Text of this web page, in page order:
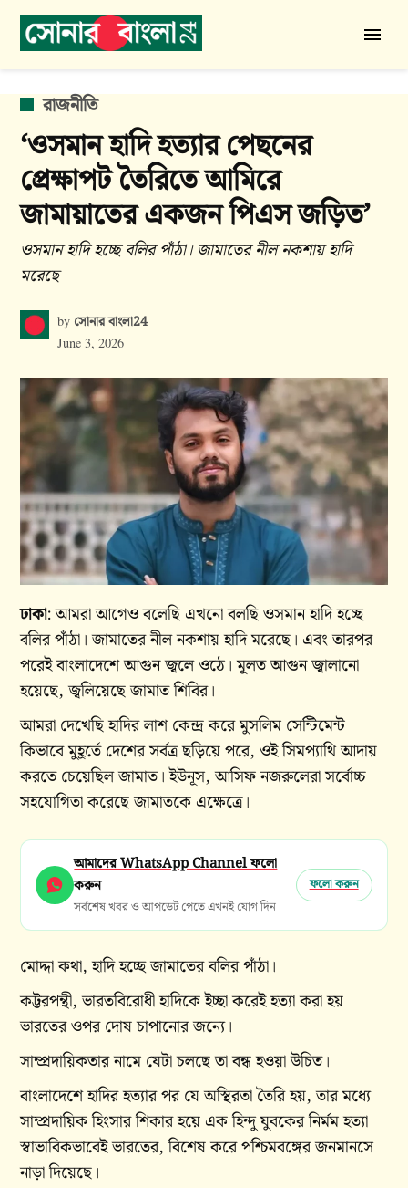
Skip
বাংলা
24
POSTED
রাজনীতি
‘ওসমান হাদি হত্যার পেছনের
প্রেক্ষাপট তৈরিতে আমিরে
জামায়াতের একজন পিএস জড়িত’
ওসমান হাদি হচ্ছে বলির পাঁঠা। জামাতের নীল নকশায় হাদি
মরেছে
by সোনার বাংলা24
June 3, 2026
ঢাকা: আমরা আগেও বলেছি এখনো বলছি ওসমান হাদি হচ্ছে
বলির পাঁঠা। জামাতের নীল নকশায় হাদি মরেছে। এবং তারপর
পরেই বাংলাদেশে আগুন জ্বলে ওঠে। মূলত আগুন জ্বালানো
হয়েছে, জ্বলিয়েছে জামাত শিবির।
আমরা দেখেছি হাদির লাশ কেন্দ্র করে মুসলিম সেন্টিমেন্ট
কিভাবে মুহূর্তে দেশের সর্বত্র ছড়িয়ে পরে, ওই সিমপ্যাথি আদায়
করতে চেয়েছিল জামাত। ইউনূস, আসিফ নজরুলেরা সর্বোচ্চ
সহযোগিতা করেছে জামাতকে এক্ষেত্রে।
আমাদের WhatsApp Channel ফলো
করুন
সর্বশেষ খবর ও আপডেট পেতে এখনই যোগ দিন
ফলো করুন
মোদ্দা কথা, হাদি হচ্ছে জামাতের বলির পাঁঠা।
কট্টরপন্থী, ভারতবিরোধী হাদিকে ইচ্ছা করেই হত্যা করা হয়
ভারতের ওপর দোষ চাপানোর জন্যে।
সাম্প্রদায়িকতার নামে যেটা চলছে তা বন্ধ হওয়া উচিত।
বাংলাদেশে হাদির হত্যার পর যে অস্থিরতা তৈরি হয়, তার মধ্যে
সাম্প্রদায়িক হিংসার শিকার হয়ে এক হিন্দু যুবকের নির্মম হত্যা
স্বাভাবিকভাবেই ভারতের, বিশেষ করে পশ্চিমবঙ্গের জনমানসে
নাড়া দিয়েছে।